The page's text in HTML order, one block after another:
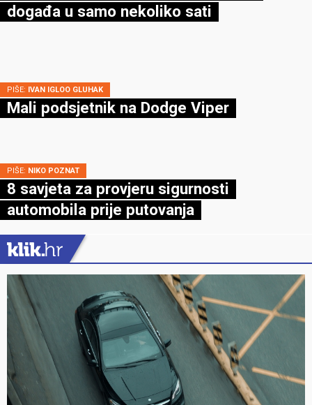
događa u samo nekoliko sati
PIŠE: IVAN IGLOO GLUHAK
Mali podsjetnik na Dodge Viper
PIŠE: NIKO POZNAT
8 savjeta za provjeru sigurnosti
automobila prije putovanja